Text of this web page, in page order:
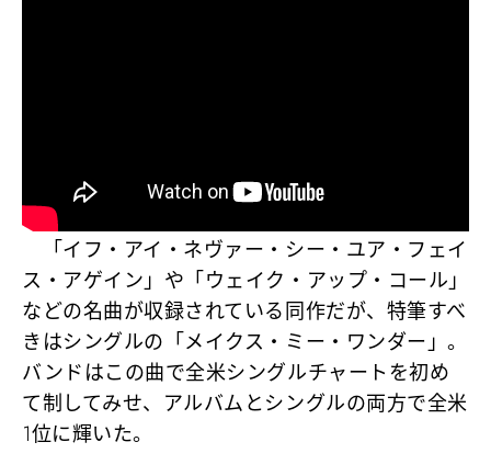
「イフ・アイ・ネヴァー・シー・ユア・フェイ
ス・アゲイン」 や 「ウェイク・アップ・コール」
などの名曲が収録されている同作だが、特筆すべ
きはシングルの 「メイクス・ミー・ワンダー」。
バンドはこの曲で全米シングルチャートを初め
て制してみせ、 アルバムとシングルの両方で全米
1位に輝いた。